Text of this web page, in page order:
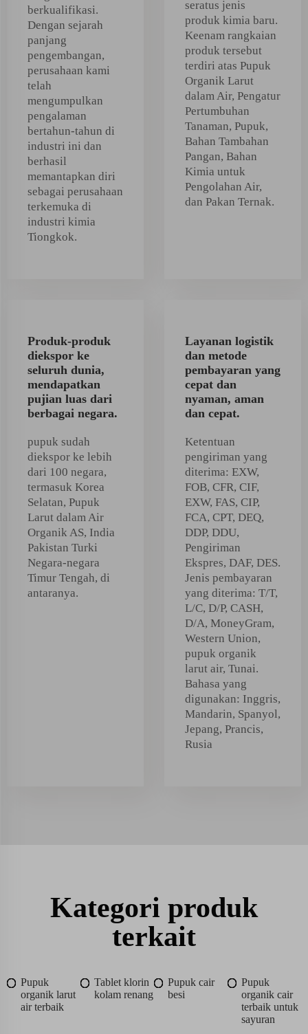
berkualifikasi.
Dengan sejarah
panjang
pengembangan,
perusahaan kami
telah
mengumpulkan
pengalaman
bertahun-tahun di
industri ini dan
berhasil
memantapkan diri
sebagai perusahaan
terkemuka di
industri kimia
Tiongkok.
seratus jenis
produk kimia baru.
Keenam rangkaian
produk tersebut
terdiri atas Pupuk
Organik Larut
dalam Air, Pengatur
Pertumbuhan
Tanaman, Pupuk,
Bahan Tambahan
Pangan, Bahan
Kimia untuk
Pengolahan Air,
dan Pakan Ternak.
Produk-produk
diekspor ke
seluruh dunia,
mendapatkan
pujian luas dari
berbagai negara.
pupuk sudah
diekspor ke lebih
dari 100 negara,
termasuk Korea
Selatan, Pupuk
Larut dalam Air
Organik AS, India
Pakistan Turki
Negara-negara
Timur Tengah, di
antaranya.
Layanan logistik
dan metode
pembayaran yang
cepat dan
nyaman, aman
dan cepat.
Ketentuan
pengiriman yang
diterima: EXW,
FOB, CFR, CIF,
EXW, FAS, CIP,
FCA, CPT, DEQ,
DDP, DDU,
Pengiriman
Ekspres, DAF, DES.
Jenis pembayaran
yang diterima: T/T,
L/C, D/P, CASH,
D/A, MoneyGram,
Western Union,
pupuk organik
larut air, Tunai.
Bahasa yang
digunakan: Inggris,
Mandarin, Spanyol,
Jepang, Prancis,
Rusia
Kategori produk
terkait
Pupuk
organik larut
air terbaik
Tablet klorin
kolam renang
Pupuk cair
besi
Pupuk
organik cair
terbaik untuk
sayuran